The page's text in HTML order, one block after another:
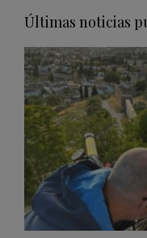
Últimas noticias